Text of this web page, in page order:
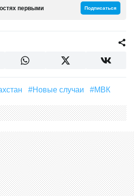
первыми Подписаться
#новые случаи #МВК